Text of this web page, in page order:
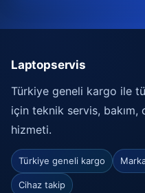
Laptopservis
Türkiye geneli kargo ile
için teknik servis, bakım,
hizmeti.
Türkiye geneli kargo
Cihaz takip